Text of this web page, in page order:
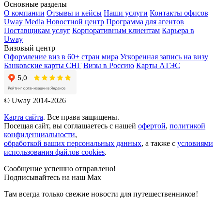
Основные разделы
О компании Отзывы и кейсы Наши услуги Контакты офисов
Uway Media Новостной центр Программа для агентов
Поставщикам услуг Корпоративным клиентам Карьера в
Uway
Визовый центр
Оформление виз в 60+ стран мира Ускоренная запись на визу
Банковские карты СНГ Визы в Россию Карты АТЭС
© Uway 2014-2026
Карта сайта. Все права защищены.
Посещая сайт, вы соглашаетесь с нашей офертой, политикой
конфиденциальности,
обработкой ваших персональных данных, а также с условиями
использования файлов cookies.
Сообщение успешно отправлено!
Подписывайтесь на наш Max
Там всегда только свежие новости для путешественников!